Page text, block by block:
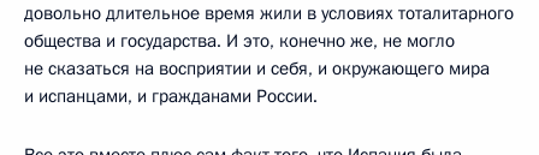
довольно длительное время жили в условиях тоталитарного
общества и государства. И это, конечно же, не могло
не сказаться на восприятии и себя, и окружающего мира
и испанцами, и гражданами России.